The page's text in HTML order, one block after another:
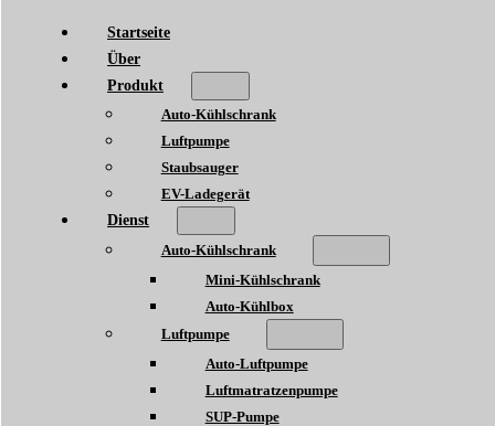
Startseite
Über
Produkt
Auto-Kühlschrank
Luftpumpe
Staubsauger
EV-Ladegerät
Dienst
Auto-Kühlschrank
Mini-Kühlschrank
Auto-Kühlbox
Luftpumpe
Auto-Luftpumpe
Luftmatratzenpumpe
SUP-Pumpe